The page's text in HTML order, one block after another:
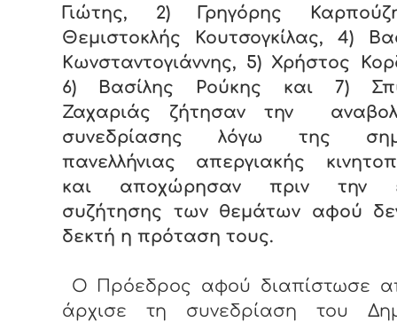
Γιώτης, 2) Γρηγόρης
Θεμιστοκλής Κουτσογκίλας, 4)
Κωνσταντογιάννης, 5) Χρήστος
6) Βασίλης Ρούκης και 7)
Ζαχαριάς ζήτησαν την
συνεδρίασης λόγω της
πανελλήνιας απεργιακής
και αποχώρησαν πριν την
συζήτησης των θεμάτων αφού
δεκτή η πρόταση τους.
Ο Πρόεδρος αφού διαπίστωσε
άρχισε τη συνεδρίαση του